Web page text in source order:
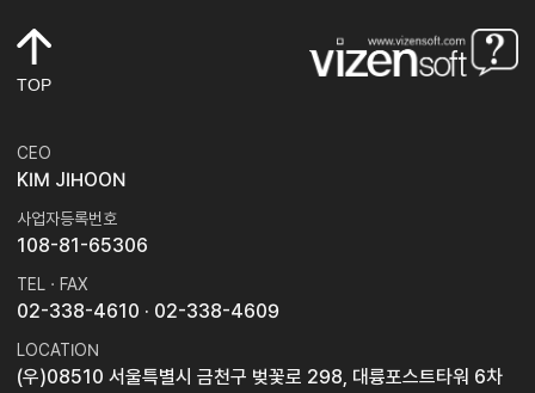
TOP
CEO
KIM JIHOON
사업자등록번호
108-81-65306
TEL · FAX
02-338-4610 · 02-338-4609
LOCATION
(우)08510 서울특별시 금천구 벚꽃로 298, 대륭포스트타워 6차